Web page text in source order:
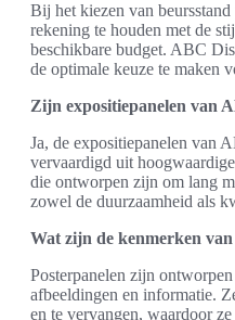
Bij het kiezen van
rekening te houden met de
beschikbare budget. ABC
de optimale keuze te maken
Zijn expositiepanelen van
Ja, de expositiepanelen van
vervaardigd uit
die ontworpen zijn om lang
zowel de duurzaamheid als
Wat zijn de kenmerken van
Posterpanelen zijn
afbeeldingen en informatie.
en te vervangen, waardoor